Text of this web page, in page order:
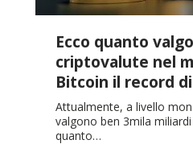
Ecco quanto
criptovalute nel
Bitcoin il record
Attualmente, a livello
valgono ben 3mila
quanto…